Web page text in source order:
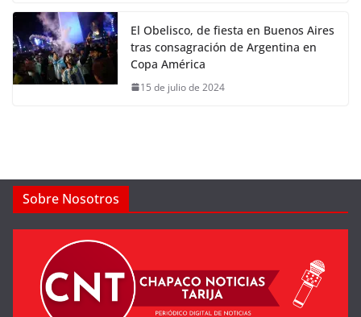
El Obelisco, de fiesta en Buenos Aires
tras consagración de Argentina en
Copa América
15 de julio de 2024
Sobre Nosotros